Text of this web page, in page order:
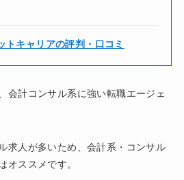
トキャリアの評判・口コミ
会計コンサル系に強い転職エージェ
求人が多いため、会計系・コンサル
オススメです。